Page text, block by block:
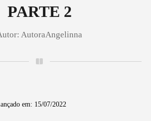
PARTE 2
AutoraAngelinna
em: 15/07/2022